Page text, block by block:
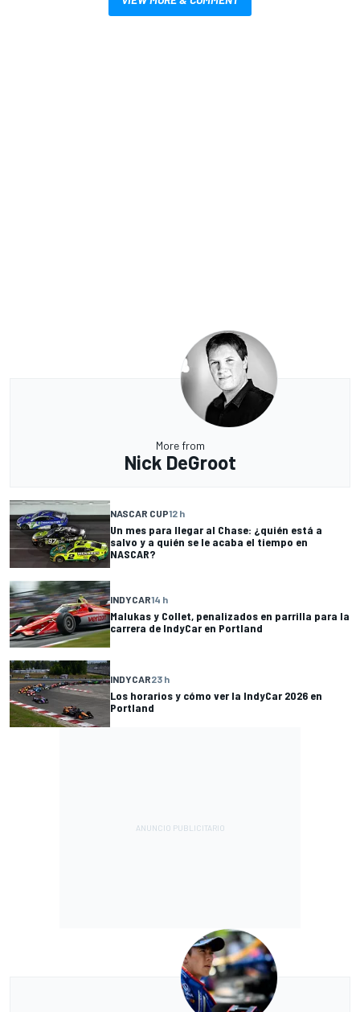
More from
Nick DeGroot
NASCAR CUP12 h
Un mes para llegar al Chase: ¿quién está a
salvo y a quién se le acaba el tiempo en
NASCAR?
INDYCAR14 h
Malukas y Collet, penalizados en parrilla para la
carrera de IndyCar en Portland
INDYCAR23 h
Los horarios y cómo ver la IndyCar 2026 en
Portland